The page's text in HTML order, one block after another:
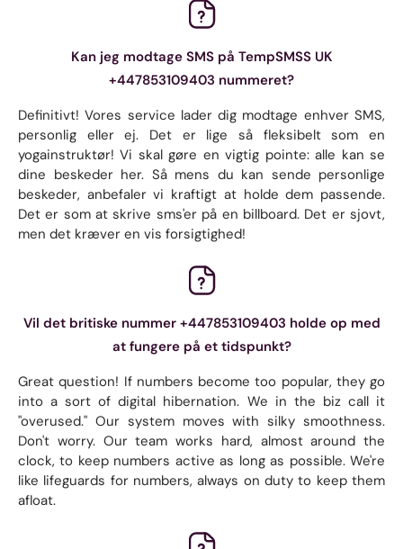
Kan jeg modtage SMS på TempSMSS UK
+447853109403 nummeret?
Definitivt! Vores service lader dig modtage enhver SMS,
personlig eller ej. Det er lige så fleksibelt som en
yogainstruktør! Vi skal gøre en vigtig pointe: alle kan se
dine beskeder her. Så mens du kan sende personlige
beskeder, anbefaler vi kraftigt at holde dem passende.
Det er som at skrive sms'er på en billboard. Det er sjovt,
men det kræver en vis forsigtighed!
Vil det britiske nummer +447853109403 holde op med
at fungere på et tidspunkt?
Great question! If numbers become too popular, they go
into a sort of digital hibernation. We in the biz call it
"overused." Our system moves with silky smoothness.
Don't worry. Our team works hard, almost around the
clock, to keep numbers active as long as possible. We're
like lifeguards for numbers, always on duty to keep them
afloat.